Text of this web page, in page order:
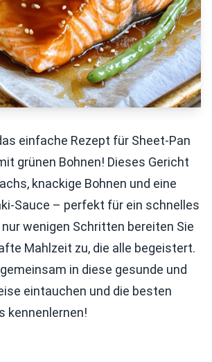
einfache Rezept für Sheet-Pan
grünen Bohnen! Dieses Gericht
knackige Bohnen und eine
Sauce – perfekt für ein schnelles
wenigen Schritten bereiten Sie
Mahlzeit zu, die alle begeistert.
in diese gesunde und
eintauchen und die besten
kennenlernen!